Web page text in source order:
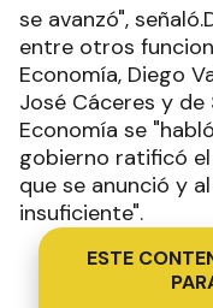
se avanzó",
entre otros
Economía, Diego
José Cáceres y de
Economía se
gobierno ratificó
que se anunció y
insuficiente".
ESTE